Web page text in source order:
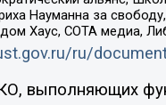
Науманна за
Хаус, СОТА медиа,
ru/
выполняющих